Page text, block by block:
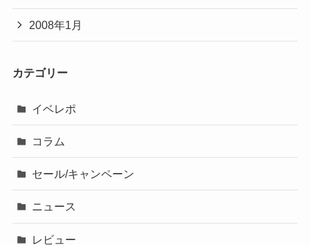
2008年1月
カテゴリー
イベレポ
コラム
セール/キャンペーン
ニュース
レビュー